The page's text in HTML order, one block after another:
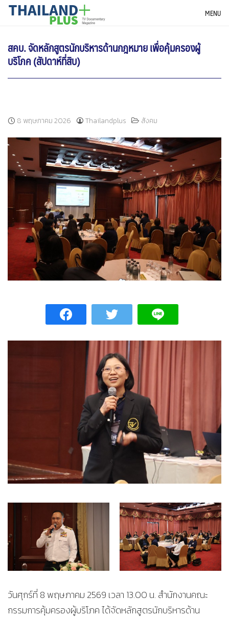
SkipTHAILANDPLUS NEWS MENU
สคบ. จัดหลักสูตรนักบริหารด้านกฎหมาย เพื่อคุ้มครองผู้
บริโภค (สัปดาห์ที่สิบ)
8 พฤษภาคม 2026 Thailandplus สังคม
วันศุกร์ที่ 8 พฤษภาคม 2569 เวลา 13.00 น. สำนักงานคณะ
กรรมการคุ้มครองผู้บริโภค ได้จัดหลักสูตรนักบริหารด้าน